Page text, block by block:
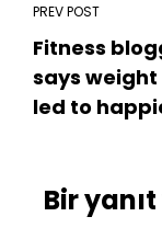
PREV POST
Fitness
says
led to
Bir